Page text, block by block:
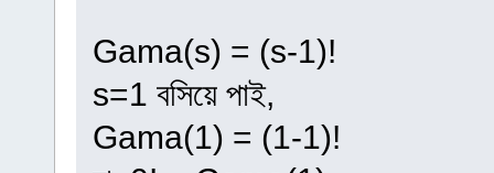
Gama(s) = (s-1)!
s=1 বসিয়ে পাই,
Gama(1) = (1-1)!